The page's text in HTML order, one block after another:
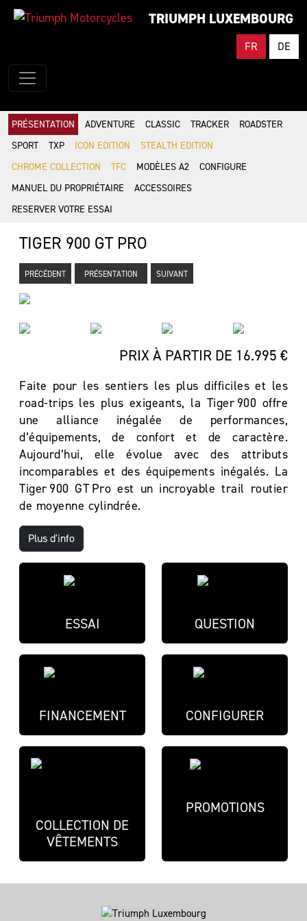
TRIUMPH LUXEMBOURG
FR DE
PRÉSENTATION ADVENTURE CLASSIC TRACKER
ROADSTER
SPORT
TXP ICON EDITION
STEALTH EDITION
CHROME COLLECTION
TFC MODÈLES A2
CONFIGURE
MANUEL DU PROPRIÉTAIRE
ACCESSOIRES
RESERVER VOTRE ESSAI
TIGER 900 GT PRO
PRÉCÉDENT PRÉSENTATION SUIVANT
PRIX À PARTIR DE 16.995 €
Faite pour les sentiers les plus difficiles et les
road-trips les plus exigeants, la Tiger 900 offre
une alliance inégalée de performances,
d’équipements, de confort et de caractère.
Aujourd’hui, elle évolue avec des attributs
incomparables et des équipements inégalés. La
Tiger 900 GT Pro est un incroyable trail routier
de moyenne cylindrée.
Plus d'info
ESSAI QUESTION
FINANCEMENT CONFIGURER
COLLECTION DE
VÊTEMENTS
PROMOTIONS